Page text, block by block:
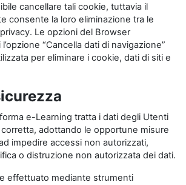
cancellare tali cookie, tuttavia il
consente la loro eliminazione tra le
Le opzioni del Browser
“Cancella dati di navigazione”
per eliminare i cookie, dati di siti e
e-Learning tratta i dati degli Utenti
adottando le opportune misure
impedire accessi non autorizzati,
o distruzione non autorizzata dei dati.
effettuato mediante strumenti